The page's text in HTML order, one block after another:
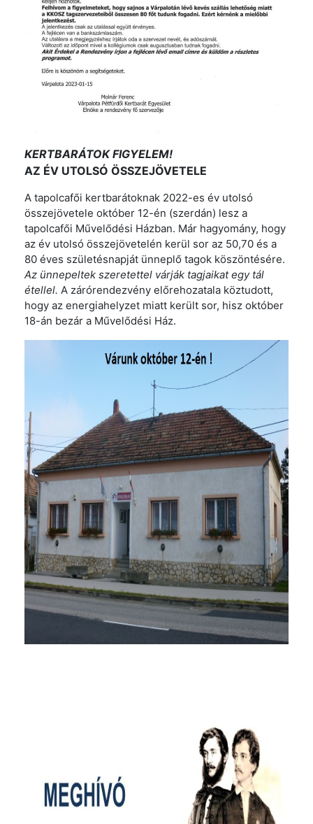
KERTBARÁTOK FIGYELEM!
AZ ÉV UTOLSÓ ÖSSZEJÖVETELE
A tapolcafői kertbarátoknak 2022-es év utolsó
összejövetele október 12-én (szerdán) lesz a
tapolcafői Művelődési Házban. Már hagyomány, hogy
az év utolsó összejövetelén kerül sor az 50,70 és a
80 éves születésnapját ünneplő tagok köszöntésére.
Az ünnepeltek szeretettel várják tagjaikat egy tál
étellel. A zárórendezvény előrehozatala köztudott,
hogy az energiahelyzet miatt került sor, hisz október
18-án bezár a Művelődési Ház.